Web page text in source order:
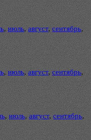
, июль, август, сентябрь,
, июль, август, сентябрь,
, июль, август, сентябрь,